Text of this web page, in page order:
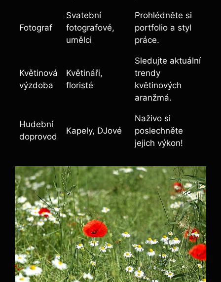
Fotograf
Svatební
fotografové,
umělci
Prohlédněte si
portfolio a styl
práce.
Květinová
výzdoba
Květináři,
floristé
Sledujte aktuální
trendy
květinových
aranžmá.
Hudební
doprovod
Kapely, DJové
Naživo si
poslechněte
jejich výkon!